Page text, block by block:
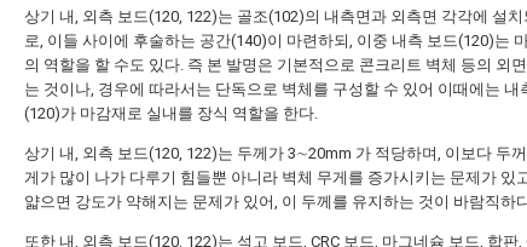
상기 내, 외측 보드(120, 122)는 골조(102)의 내측면과 외측면 각각에 설치
로, 이들 사이에 후술하는 공간(140)이 마련하되, 이중 내측 보드(120)는
의 역할을 할 수도 있다. 즉 본 발명은 기본적으로 콘크리트 벽체 등의 외
는 것이나, 경우에 따라서는 단독으로 벽체를 구성할 수 있어 이때에는 내
(120)가 마감재로 실내를 장식 역할을 한다.
상기 내, 외측 보드(120, 122)는 두께가 3∼20mm 가 적당하며, 이보다 두
게가 많이 나가 다루기 힘들뿐 아니라 벽체 무게를 증가시키는 문제가 있
얇으면 강도가 약해지는 문제가 있어, 이 두께를 유지하는 것이 바람직하
또한 내, 외측 보드(120, 122)는 석고 보드, CRC 보드, 마그네슘 보드, 합판,